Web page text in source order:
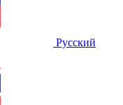
Русский